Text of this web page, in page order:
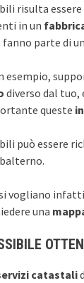
risulta
in un
fanno parte di
esempio,
diverso dal tuo,
queste
può essere
vogliano
una
catastali